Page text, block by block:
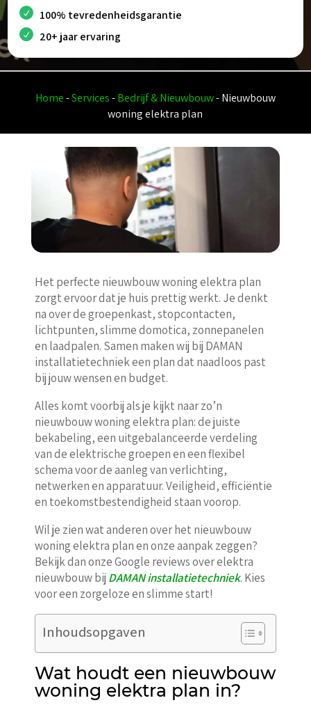
100% tevredenheidsgarantie
20+ jaar ervaring
Home-Services-Bedrijf & Nieuwbouw-Nieuwbouw
woning elektra plan
Het perfecte nieuwbouw woning elektra plan
zorgt ervoor dat je huis prettig werkt. Je denkt
na over de groepenkast, stopcontacten,
lichtpunten, slimme domotica, zonnepanelen
en laadpalen. Samen maken wij bij DAMAN
installatietechniek een plan dat naadloos past
bij jouw wensen en budget.
Alles komt voorbij als je kijkt naar zo’n
nieuwbouw woning elektra plan: de juiste
bekabeling, een uitgebalanceerde verdeling
van de elektrische groepen en een flexibel
schema voor de aanleg van verlichting,
netwerken en apparatuur. Veiligheid, efficiëntie
en toekomstbestendigheid staan voorop.
Wil je zien wat anderen over het nieuwbouw
woning elektra plan en onze aanpak zeggen?
Bekijk dan onze Google reviews over elektra
nieuwbouw bij DAMAN installatietechniek. Kies
voor een zorgeloze en slimme start!
Inhoudsopgaven
Wat houdt een nieuwbouw
woning elektra plan in?